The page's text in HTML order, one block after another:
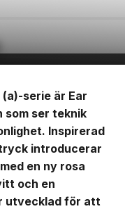
serie är Ear
som ser teknik
Inspirerad
introducerar
en ny rosa
och en
utvecklad för att